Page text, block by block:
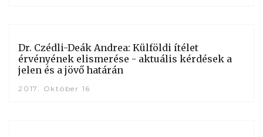
Dr. Czédli-Deák Andrea: Külföldi ítélet
érvényének elismerése - aktuális kérdések a
jelen és a jövő határán
2017. Október 16